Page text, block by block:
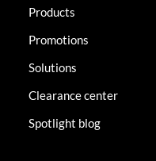
Products
Promotions
Solutions
Clearance center
Spotlight blog